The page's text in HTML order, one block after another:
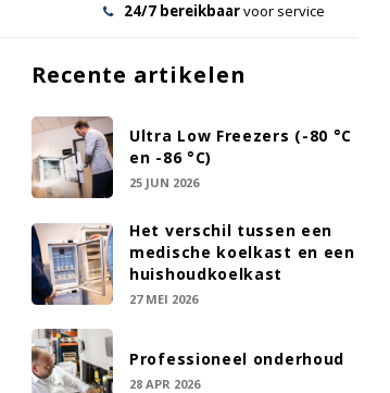
24/7 bereikbaarvoor service
Recente artikelen
Ultra Low Freezers (-80 °C
en -86 °C)
25 JUN 2026
Het verschil tussen een
medische koelkast en een
huishoudkoelkast
27 MEI 2026
Professioneel onderhoud
28 APR 2026